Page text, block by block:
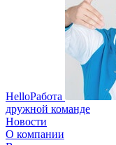
HelloРабота
дружной команде
Новости
О компании